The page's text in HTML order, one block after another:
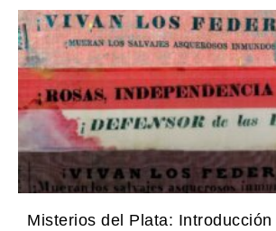
Misterios del Plata: Introducción